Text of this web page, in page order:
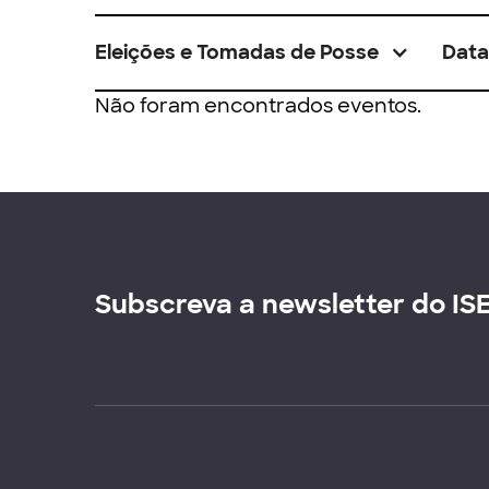
Eleições e Tomadas de Posse Data
Não foram encontrados eventos.
Subscreva a newsletter do